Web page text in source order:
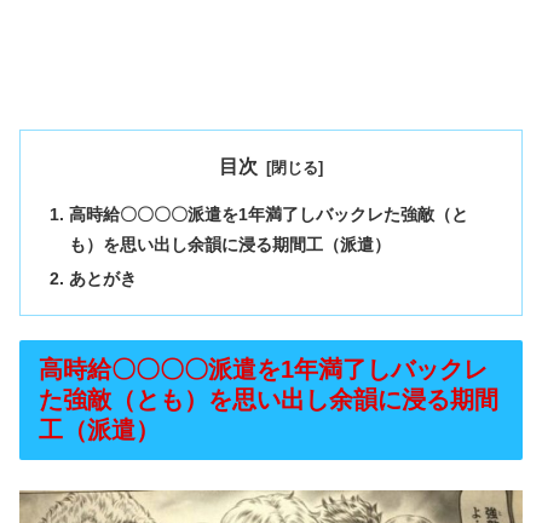
目次
高時給〇〇〇〇派遣を1年満了しバックレた強敵（と
も）を思い出し余韻に浸る期間工（派遣）
あとがき
高時給〇〇〇〇派遣を1年満了しバックレ
た強敵（とも）を思い出し余韻に浸る期間
工（派遣）